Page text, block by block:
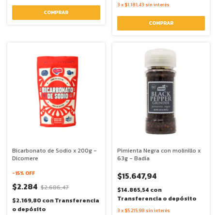
3 x $1.181,43 sin interés
Bicarbonato de Sodio x 200g -
Dicomere
-15% OFF
$2.284 $2.686,47
$2.169,80conTransferencia
o depósito
Pimienta Negra con molinillo x
63g - Badia
$15.647,94
$14.865,54 con
Transferencia o depósito
3 x $5.215,98 sin interés